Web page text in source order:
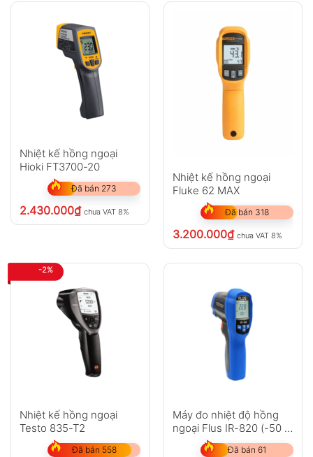
Nhiệt kế hồng ngoại
Hioki FT3700-20
Đã bán 273
2.430.000₫ chưa VAT 8%
Nhiệt kế hồng ngoại
Fluke 62 MAX
Đã bán 318
3.200.000₫ chưa VAT 8%
-2%
Nhiệt kế hồng ngoại
Testo 835-T2
Đã bán 558
Máy đo nhiệt độ hồng
ngoại Flus IR-820 (-50 ~
500?C)
Đã bán 61